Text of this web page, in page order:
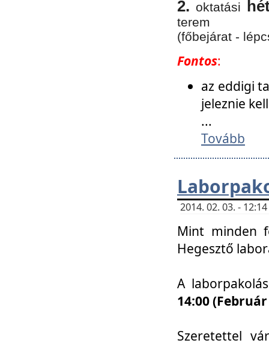
2. oktatási
terem
(főbejárat -
Fontos:
az eddigi
jeleznie
...
Tovább
2014. 02. 03. -
Mint minden
Hegesztő
A
14:00
Szeretettel